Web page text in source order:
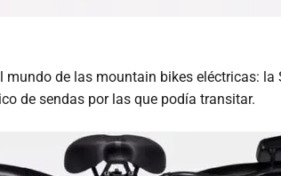
de las mountain bikes eléctricas:
de sendas por las que podía transitar.